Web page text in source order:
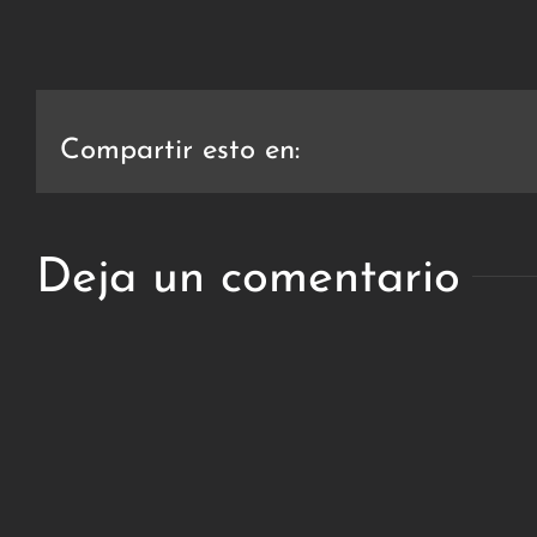
Compartir esto en:
Deja un comentario